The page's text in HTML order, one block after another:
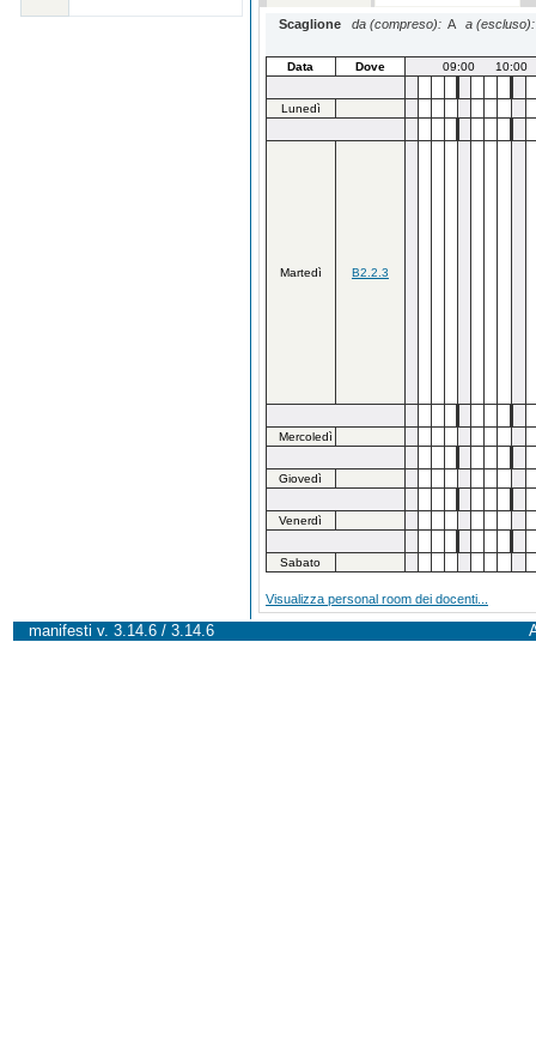
Scaglione da (compreso): Aa (escluso):
Data Dove 09:00 10:00
Lunedì
Martedì B2.2.3
Mercoledì
Giovedì
Venerdì
Sabato
Visualizza personal room dei docenti...
manifesti v. 3.14.6 / 3.14.6